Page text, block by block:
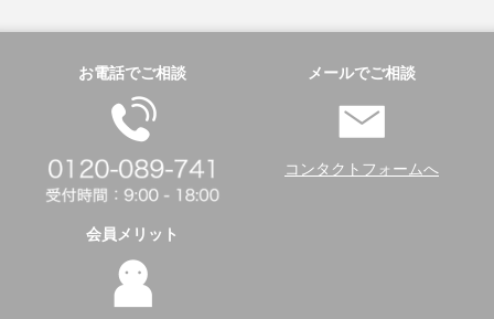
お電話でご相談 メールでご相談
コンタクトフォームへ
会員メリット